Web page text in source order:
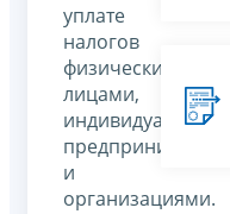
уплате
налогов
физическими
лицами,
индивидуальными
и
организациями.